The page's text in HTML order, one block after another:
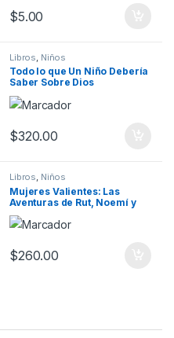
$5.00
Libros Niños
Todo lo que Un Niño Debería
Saber Sobre Dios
$320.00
Libros, Niños
Mujeres Valientes: Las
Aventuras de Rut, Noemí y
Ester
$260.00